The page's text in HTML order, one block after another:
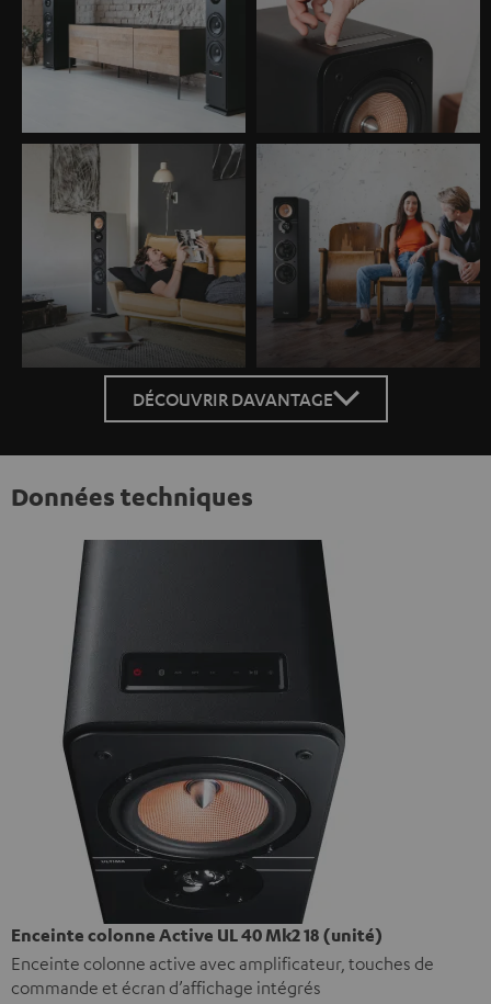
DÉCOUVRIR DAVANTAGE
Données techniques
Enceinte colonne Active UL 40 Mk2 18 (unité)
Enceinte colonne active avec amplificateur, touches de
commande et écran d’affichage intégrés